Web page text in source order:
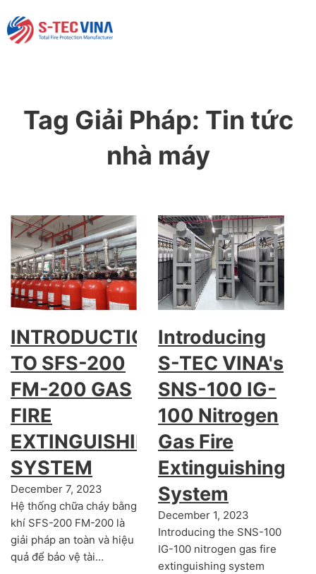
Tag Giải Pháp: Tin tức
nhà máy
INTRODUCTION
TO SFS-200
FM-200 GAS
FIRE
EXTINGUISHING
SYSTEM
December 7, 2023
Hệ thống chữa cháy bằng
khí SFS-200 FM-200 là
giải pháp an toàn và hiệu
quả để bảo vệ tài…
Introducing
S-TEC VINA's
SNS-100 IG-
100 Nitrogen
Gas Fire
Extinguishing
System
December 1, 2023
Introducing the SNS-100
IG-100 nitrogen gas fire
extinguishing system